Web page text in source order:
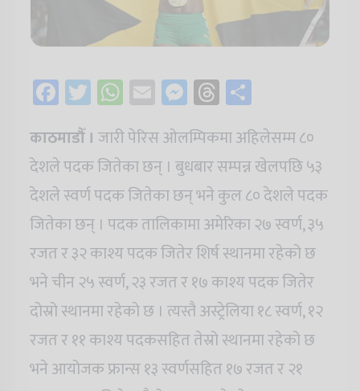
Facebook
Twitter
WhatsApp
EmailMessenger
Threads
काठमाडौँ । जारी पेरिस ओलम्पिकमा अहिलेसम्म ८०
देशले पदक जितेका छन् । बुधबार सम्पन्न खेलपछि ५३
देशले स्वर्ण पदक जितेका छन् भने कुल ८० देशले पदक
जितेका छन् । पदक तालिकामा अमेरिका २७ स्वर्ण, ३५
रजत र ३२ काश्य पदक जितेर शिर्ष स्थानमा रहेको छ
भने चीन २५ स्वर्ण, २३ रजत र १७ काश्य पदक जितेर
दोस्रो स्थानमा रहेको छ । त्यस्तै अस्ट्रेलिया १८ स्वर्ण, १२
रजत र ११ काश्य पदकसहित तेस्रो स्थानमा रहेको छ
भने आयोजक फ्रान्स १३ स्वर्णसहित १७ रजत र २१